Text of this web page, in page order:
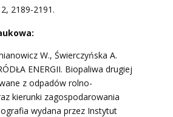
2189-2191.
W., Świerczyńska A.
ENERGII. Biopaliwa drugiej
z odpadów rolno-
kierunki zagospodarowania
wydana przez Instytut